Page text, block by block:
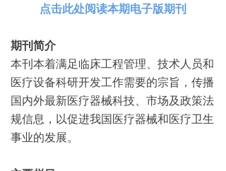
联系我们
点击此处阅读本期电子版期刊
期刊简介
本刊本着满足临床工程管理、技术人员和
医疗设备科研开发工作需要的宗旨，传播
国内外最新医疗器械科技、市场及政策法
规信息，以促进我国医疗器械和医疗卫生
事业的发展。